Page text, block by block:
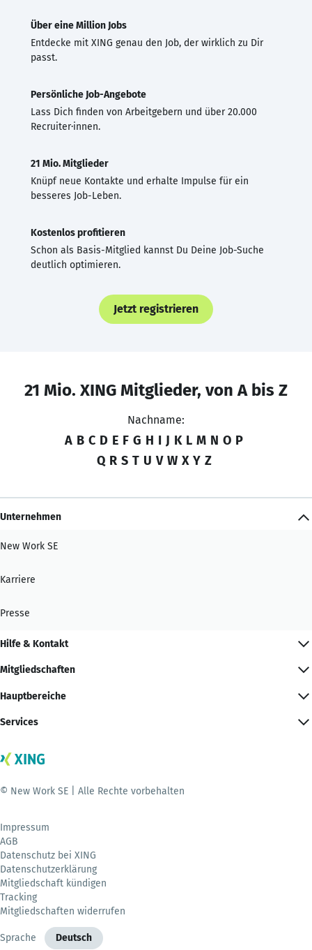
Über eine Million Jobs
Entdecke mit XING genau den Job, der wirklich zu Dir
passt.
Persönliche Job-Angebote
Lass Dich finden von Arbeitgebern und über 20.000
Recruiter·innen.
21 Mio. Mitglieder
Knüpf neue Kontakte und erhalte Impulse für ein
besseres Job-Leben.
Kostenlos profitieren
Schon als Basis-Mitglied kannst Du Deine Job-Suche
deutlich optimieren.
Jetzt registrieren
21 Mio. XING Mitglieder, von A bis Z
Nachname:
A B C D E F G H I J K L M N O P
Q R S T U V W X Y Z
Unternehmen
New Work SE
Karriere
Presse
Hilfe & Kontakt
Mitgliedschaften
Hauptbereiche
Services
© New Work SE | Alle Rechte vorbehalten
Impressum
AGB
Datenschutz bei XING
Datenschutzerklärung
Mitgliedschaft kündigen
Tracking
Mitgliedschaften widerrufen
Sprache Deutsch